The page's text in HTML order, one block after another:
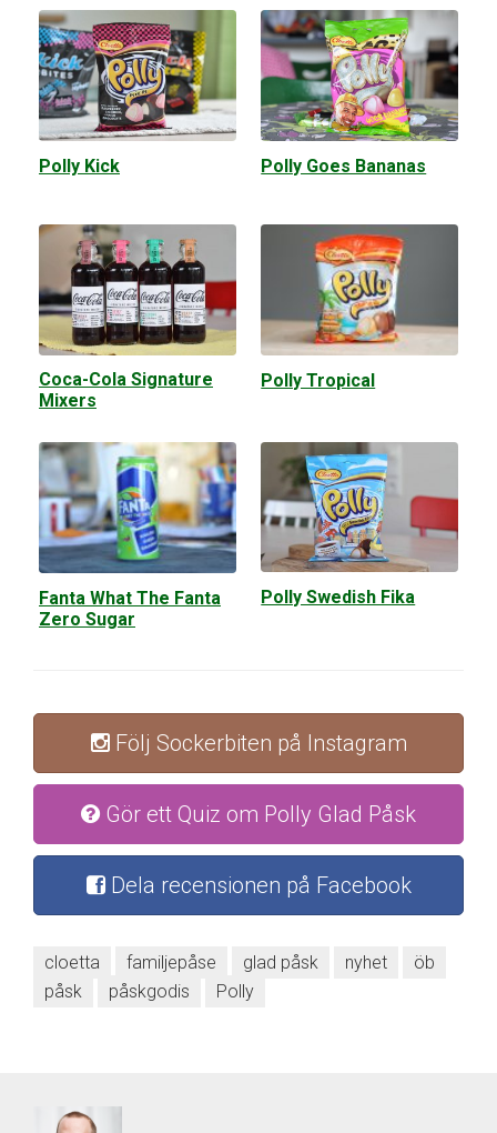
Polly Kick Polly Goes Bananas
Coca-Cola Signature
Mixers
Polly Tropical
Fanta What The Fanta
Zero Sugar
Polly Swedish Fika
Följ Sockerbiten på Instagram
Gör ett Quiz om Polly Glad Påsk
Dela recensionen på Facebook
cloetta familjepåse glad påsk nyhet
öb
påsk
påskgodis Polly